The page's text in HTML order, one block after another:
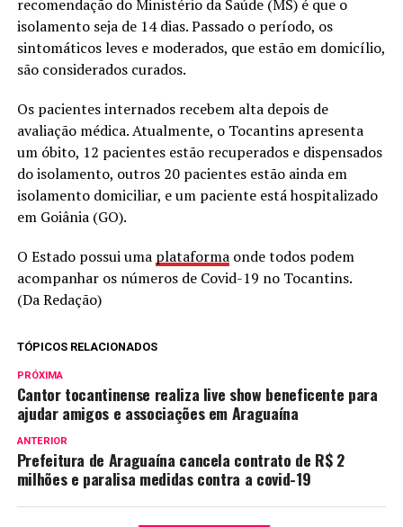
recomendação do Ministério da Saúde (MS) é que o
isolamento seja de 14 dias. Passado o período, os
sintomáticos leves e moderados, que estão em domicílio,
são considerados curados.
Os pacientes internados recebem alta depois de
avaliação médica. Atualmente, o Tocantins apresenta
um óbito, 12 pacientes estão recuperados e dispensados
do isolamento, outros 20 pacientes estão ainda em
isolamento domiciliar, e um paciente está hospitalizado
em Goiânia (GO).
O Estado possui uma plataformaonde todos podem
acompanhar os números de Covid-19 no Tocantins.
(Da Redação)
TÓPICOS RELACIONADOS
PRÓXIMA
Cantor tocantinense realiza live show beneficente para
ajudar amigos e associações em Araguaína
ANTERIOR
Prefeitura de Araguaína cancela contrato de R$ 2
milhões e paralisa medidas contra a covid-19